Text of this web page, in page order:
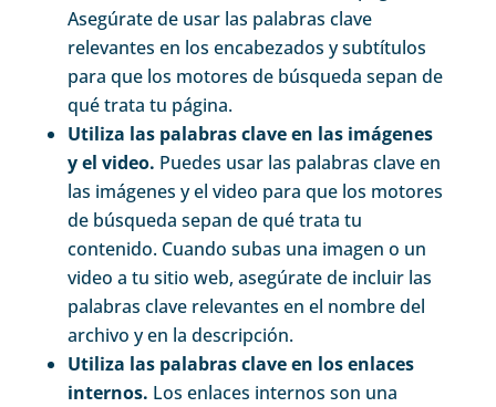
Asegúrate de usar las palabras clave
relevantes en los encabezados y subtítulos
para que los motores de búsqueda sepan de
qué trata tu página.
Utiliza las palabras clave en las imágenes
y el video. Puedes usar las palabras clave en
las imágenes y el video para que los motores
de búsqueda sepan de qué trata tu
contenido. Cuando subas una imagen o un
video a tu sitio web, asegúrate de incluir las
palabras clave relevantes en el nombre del
archivo y en la descripción.
Utiliza las palabras clave en los enlaces
internos. Los enlaces internos son una